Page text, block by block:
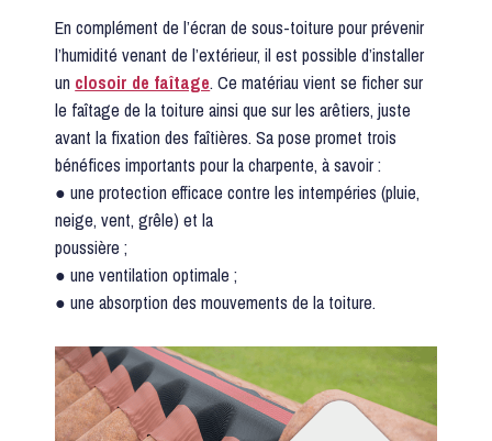
En complément de l’écran de sous-toiture pour prévenir
l’humidité venant de l’extérieur, il est possible d’installer
un closoir de faîtage. Ce matériau vient se ficher sur
le faîtage de la toiture ainsi que sur les arêtiers, juste
avant la fixation des faîtières. Sa pose promet trois
bénéfices importants pour la charpente, à savoir :
● une protection efficace contre les intempéries (pluie,
neige, vent, grêle) et la
poussière ;
● une ventilation optimale ;
● une absorption des mouvements de la toiture.